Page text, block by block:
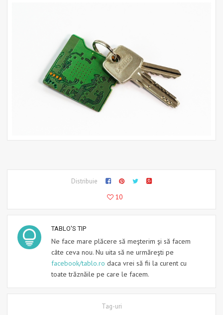
Distribuie
10
TABLO'S TIP
Ne face mare plăcere să meşterim şi să facem
câte ceva nou. Nu uita să ne urmăreşti pe
facebook/tablo.ro daca vrei să fii la curent cu
toate trăznăile pe care le facem.
Tag-uri